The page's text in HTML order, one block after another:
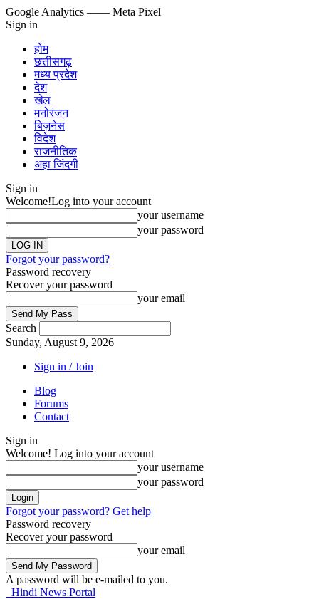
Google Analytics —— Meta Pixel
Sign in
होम
छत्तीसगढ़
मध्य प्रदेश
देश
खेल
मनोरंजन
बिज़नेस
विदेश
राजनीतिक
अहा जिंदगी
Sign in
Welcome!Log into your account
your username
your password
Forgot your password?
Password recovery
Recover your password
your email
Search
Sunday, August 9, 2026
Sign in / Join
Blog
Forums
Contact
Sign in
Welcome! Log into your account
your username
your password
Forgot your password? Get help
Password recovery
Recover your password
your email
A password will be e-mailed to you.
Hindi News Portal